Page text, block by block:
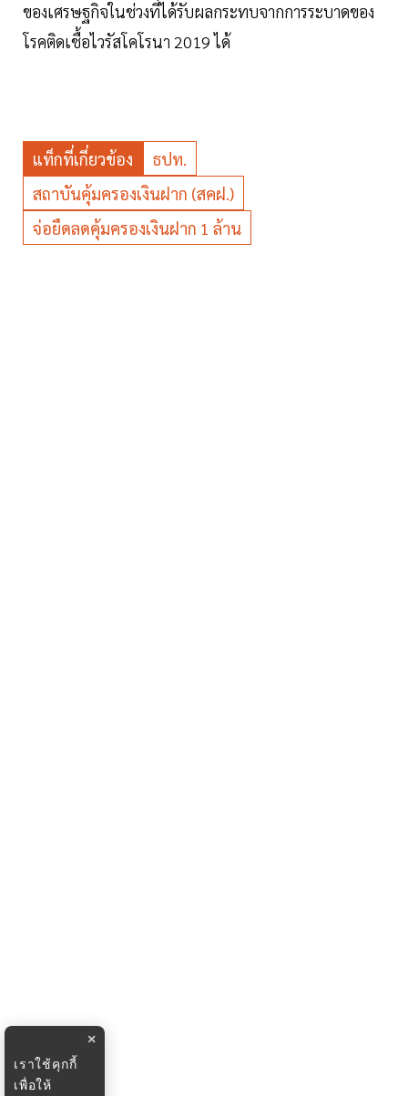
ของเศรษฐกิจในช่วงที่ได้รับผลกระทบจากการระบาดของ
โรคติดเชื้อไวรัสโคโรนา 2019 ได้
แท็กที่เกี่ยวข้อง
ธปท.
สถาบันคุ้มครองเงินฝาก (สคฝ.)
จ่อยืดลดคุ้มครองเงินฝาก 1 ล้าน
×
เราใช้คุกกี้
เพื่อให้